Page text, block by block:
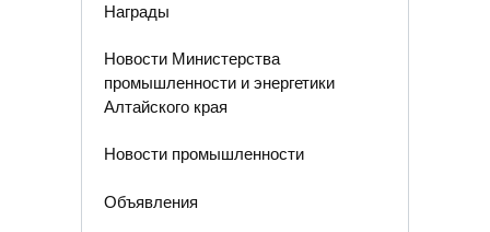
Награды
Новости Министерства
промышленности и энергетики
Алтайского края
Новости промышленности
Объявления